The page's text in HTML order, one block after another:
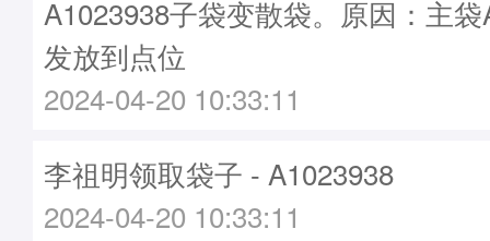
A1023938子袋变散袋。原因：主
发放到点位
2024-04-20 10:33:11
李祖明领取袋子 - A1023938
2024-04-20 10:33:11